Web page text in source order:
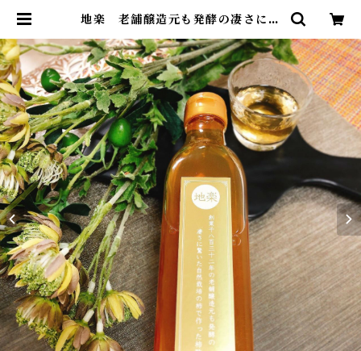
地楽 老舗醸造元も発酵の凄さに驚
ml[宅急便・3980円以上送料無料
対象] | サスティナブルストア麻布島
崎屋